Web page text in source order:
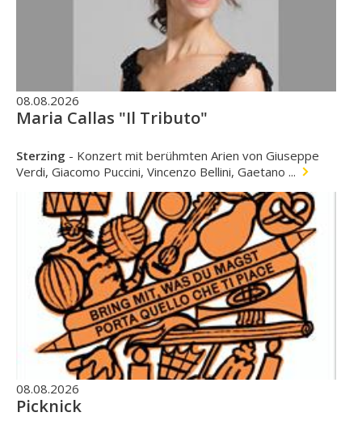
08.08.2026
Maria Callas "Il Tributo"
Sterzing - Konzert mit berühmten Arien von Giuseppe
Verdi, Giacomo Puccini, Vincenzo Bellini, Gaetano ...
08.08.2026
Picknick